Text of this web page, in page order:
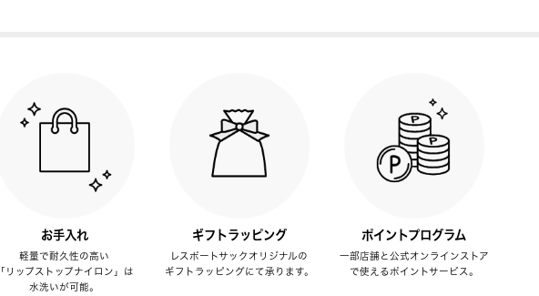
お手入れ
軽量で耐久性の高い
「リップストップナイロン」は
水洗いが可能。
ギフトラッピング
レスポートサックオリジナルの
ギフトラッピングにて承ります。
ポイントプログラム
一部店舗と公式オンラインストア
で使えるポイントサービス。